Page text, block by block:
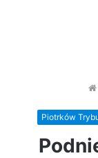
Piotrków